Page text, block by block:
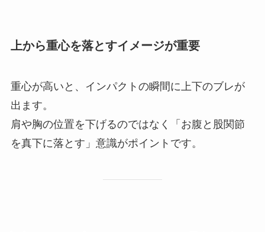
上から重心を落とすイメージが重要
重心が高いと、インパクトの瞬間に上下のブレが
出ます。
肩や胸の位置を下げるのではなく「お腹と股関節
を真下に落とす」意識がポイントです。